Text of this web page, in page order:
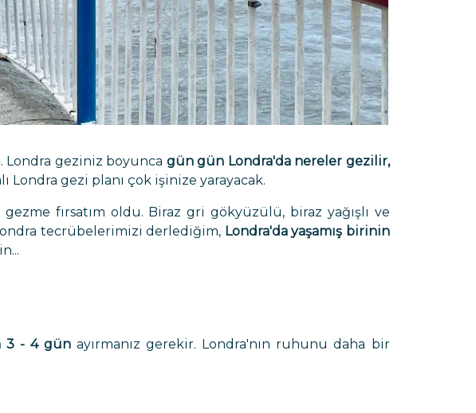
Londra geziniz boyunca gün gün Londra'da nereler gezilir,
Londra gezi planı çok işinize yarayacak.
fırsatım oldu. Biraz gri gökyüzülü, biraz yağışlı ve
tecrübelerimizi derlediğim, Londra'da yaşamış birinin
3 - 4 gün ayırmanız gerekir. Londra'nın ruhunu daha bir